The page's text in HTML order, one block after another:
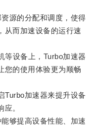
源的分配和调度，使得
从而加速设备的运行速
设备上，Turbo加速器
您的使用体验更为顺畅
加速器来提升设备
。
够提高设备性能、加速